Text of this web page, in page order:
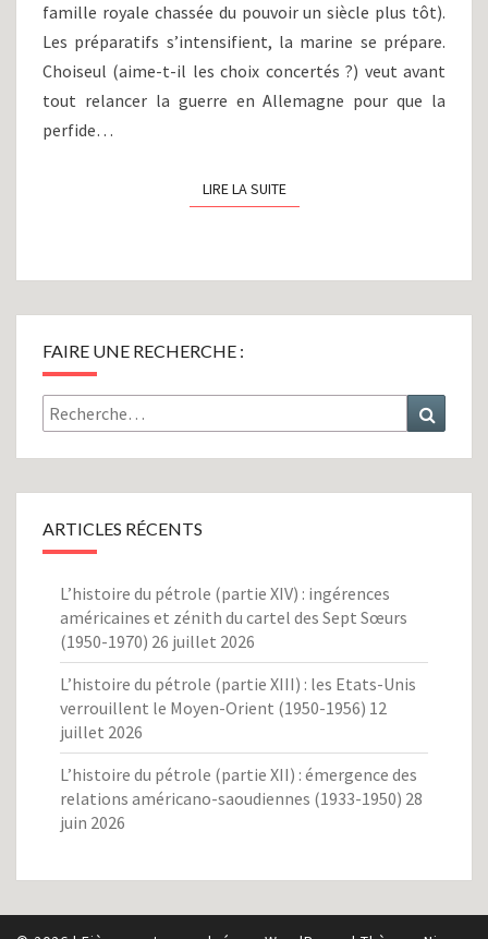
famille royale chassée du pouvoir un siècle plus tôt).
Les préparatifs s’intensifient, la marine se prépare.
Choiseul (aime-t-il les choix concertés ?) veut avant
tout relancer la guerre en Allemagne pour que la
perfide…
LIRE LA SUITELIRE LA SUITE
FAIRE UNE RECHERCHE :
Rechercher :
ARTICLES RÉCENTS
L’histoire du pétrole (partie XIV) : ingérences
américaines et zénith du cartel des Sept Sœurs
(1950-1970) 26 juillet 2026
L’histoire du pétrole (partie XIII) : les Etats-Unis
verrouillent le Moyen-Orient (1950-1956) 12
juillet 2026
L’histoire du pétrole (partie XII) : émergence des
relations américano-saoudiennes (1933-1950) 28
juin 2026